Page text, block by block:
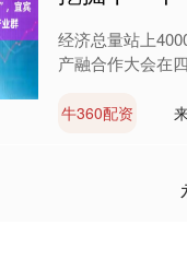
经济总量站上
产融合作大会在
牛360配资